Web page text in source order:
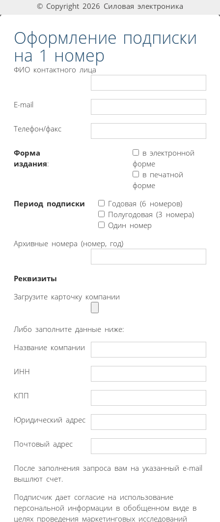
© Copyright 2026 Силовая электроника
Оформление подписки
на 1 номер
ФИО контактного лица
E-mail
Телефон/факс
Форма
издания:
в электронной
форме
в печатной
форме
Период подписки
Годовая (6 номеров)
Полугодовая (3 номера)
Один номер
Архивные номера (номер, год)
Реквизиты
Загрузите карточку компании
Либо заполните данные ниже:
Название компании
ИНН
КПП
Юридический адрес
Почтовый адрес
После заполнения запроса вам на указанный e-mail
вышлют счет.
Подписчик дает согласие на использование
персональной информации в обобщенном виде в
целях проведения маркетинговых исследований